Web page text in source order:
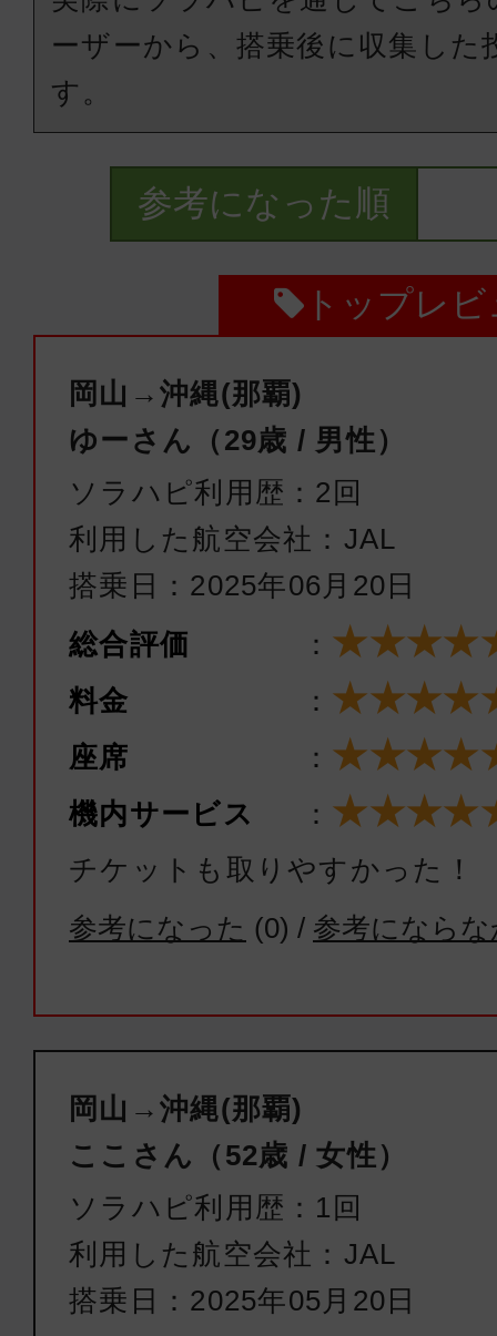
ーザーから、搭乗後に収集した
す。
参考になった順
トップレビ
岡山→沖縄(那覇)
ゆーさん（29歳 / 男性）
ソラハピ利用歴：2回
利用した航空会社：JAL
搭乗日：2025年06月20日
総合評価
：
料金 ：
座席 ：
機内サービス ：
チケットも取りやすかった！
参考になった (0) / 参考になら
岡山→沖縄(那覇)
ここさん（52歳 / 女性）
ソラハピ利用歴：1回
利用した航空会社：JAL
搭乗日：2025年05月20日